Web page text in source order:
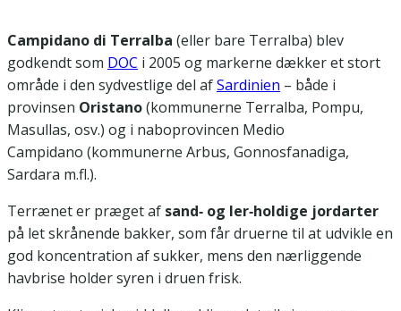
Campidano di Terralba (eller bare Terralba) blev
godkendt som DOC i 2005 og markerne dækker et stort
område i den sydvestlige del afSardinien – både i
provinsen Oristano(kommunerne Terralba, Pompu,
Masullas, osv.) og i naboprovincen Medio
Campidano (kommunerne Arbus, Gonnosfanadiga,
Sardara m.fl.).
Terrænet er præget af sand‑ og ler‑holdige jordarter
på let skrånende bakker, som får druerne til at udvikle en
god koncentration af sukker, mens den nærliggende
havbrise holder syren i druen frisk.